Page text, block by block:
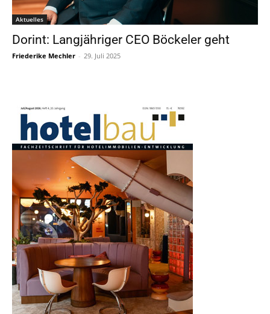
Aktuelles
Dorint: Langjähriger CEO Böckeler geht
Friederike Mechler - 29. Juli 2025